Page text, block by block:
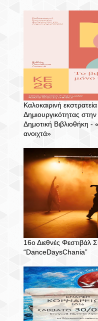
Καλοκαιρινή
Δημιουργικότητας
Δημοτική Βιβλιοθήκη -
ανοιχτά»
16ο Διεθνές Φεστιβάλ
“DanceDaysChania”